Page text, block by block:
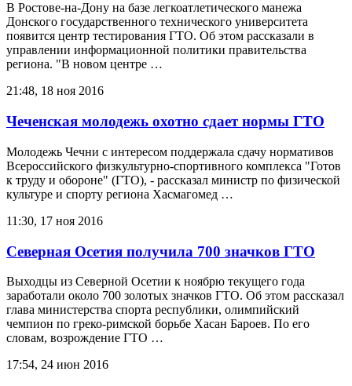
В Ростове-на-Дону на базе легкоатлетического манежа
Донского государственного технического университета
появится центр тестирования ГТО. Об этом рассказали в
управлении информационной политики правительства
региона. "В новом центре …
21:48, 18 ноя 2016
Чеченская молодежь охотно сдает нормы ГТО
Молодежь Чечни с интересом поддержала сдачу нормативов
Всероссийского физкультурно-спортивного комплекса "Готов
к труду и обороне" (ГТО), - рассказал министр по физической
культуре и спорту региона Хасмагомед …
11:30, 17 ноя 2016
Северная Осетия получила 700 значков ГТО
Выходцы из Северной Осетии к ноябрю текущего года
заработали около 700 золотых значков ГТО. Об этом рассказал
глава министерства спорта республики, олимпийский
чемпион по греко-римской борьбе Хасан Бароев. По его
словам, возрождение ГТО …
17:54, 24 июн 2016